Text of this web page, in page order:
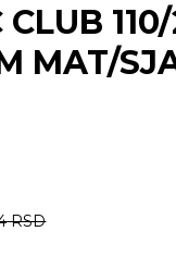
110/
MAT/
RSD